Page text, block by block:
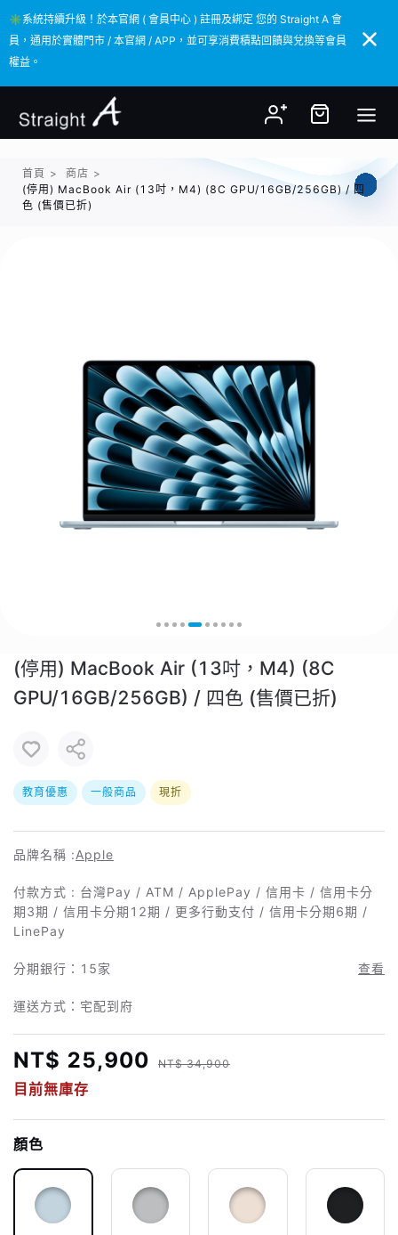
✳️系統持續升級！於本官網 ( 會員中心 ) 註冊及綁定 您的 Straight A 會
員，通用於實體門市 / 本官網 / APP，並可享消費積點回饋與兌換等會員
權益。
✳️系統持續升級！於本官網 ( 會員中心 ) 註冊及綁定 您的 Straight A 會
員，通用於實體門市 / 本官網 / APP，並可享消費積點回饋與兌換等會員
權益。
首頁 > 商店 >
(停用) MacBook Air (13吋，M4) (8C GPU/16GB/256GB) / 四
色 (售價已折)
(停用) MacBook Air (13吋，M4) (8C
GPU/16GB/256GB) / 四色 (售價已折)
教育優惠 一般商品 現折
品牌名稱 :Apple
付款方式 : 台灣Pay / ATM / ApplePay / 信用卡 / 信用卡分
期3期 / 信用卡分期12期 / 更多行動支付 / 信用卡分期6期 /
LinePay
分期銀行： 15家 查看
運送方式：宅配到府
NT$ 25,900 NT$ 34,900
目前無庫存
顏色